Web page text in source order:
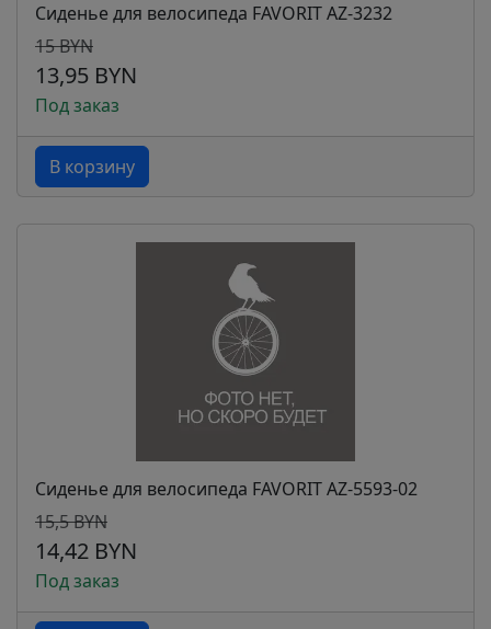
Сиденье для велосипеда FAVORIT AZ-3232
15 BYN
13,95 BYN
Под заказ
В корзину
Сиденье для велосипеда FAVORIT AZ-5593-02
15,5 BYN
14,42 BYN
Под заказ